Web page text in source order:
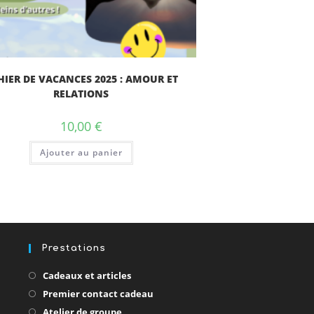
DE VACANCES 2025 : AMOUR ET
RELATIONS
10,00 €
Ajouter au panier
Prestations
Cadeaux et articlesS’ouvre
un
Premier contact cadeau